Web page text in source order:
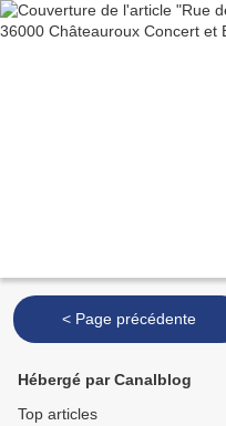
< Page précédente
Hébergé par Canalblog
Top articles